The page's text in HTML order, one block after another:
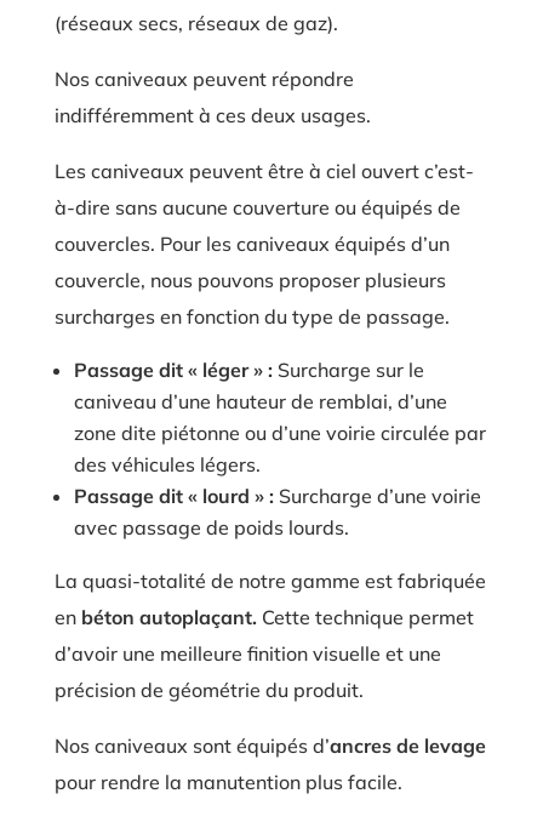
(réseaux secs, réseaux de gaz).
Nos caniveaux peuvent répondre
indifféremment à ces deux usages.
Les caniveaux peuvent être à ciel ouvert c’est-
à-dire sans aucune couverture ou équipés de
couvercles. Pour les caniveaux équipés d’un
couvercle, nous pouvons proposer plusieurs
surcharges en fonction du type de passage.
Passage dit « léger » : Surcharge sur le
caniveau d’une hauteur de remblai, d’une
zone dite piétonne ou d’une voirie circulée par
des véhicules légers.
Passage dit « lourd » : Surcharge d’une voirie
avec passage de poids lourds.
La quasi-totalité de notre gamme est fabriquée
en béton autoplaçant. Cette technique permet
d’avoir une meilleure finition visuelle et une
précision de géométrie du produit.
Nos caniveaux sont équipés d’ancres de levage
pour rendre la manutention plus facile.